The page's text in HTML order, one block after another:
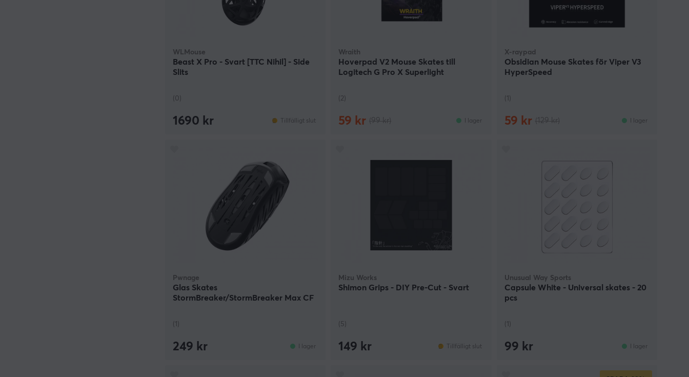
WLMouse
Beast X Pro - Svart [TTC Nihil] - Side
Slits
(0)
1690 kr Tillfälligt slut
Wraith
Hoverpad V2 Mouse Skates till
Logitech G Pro X Superlight
(2)
59 kr I lager
X-raypad
Obsidian Mouse Skates för Viper V3
HyperSpeed
(1)
59 kr I lager
Pwnage
Glas Skates
StormBreaker/StormBreaker Max CF
(1)
249 kr I lager
Mizu Works
Shimon Grips - DIY Pre-Cut - Svart
(5)
149 kr Tillfälligt slut
Unusual Way Sports
Capsule White - Universal skates - 20
pcs
(1)
99 kr I lager